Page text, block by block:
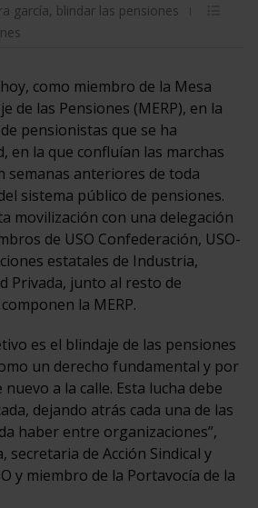
garcía, blindar las pensiones
como miembro de la Mesa
de las Pensiones (MERP), en la
pensionistas que se ha
en la que confluían las marchas
semanas anteriores de toda
sistema público de pensiones.
movilización con una delegación
de USO Confederación, USO-
estatales de Industria,
Privada, junto al resto de
la MERP.
es el blindaje de las pensiones
un derecho fundamental y por
a la calle. Esta lucha debe
dejando atrás cada una de las
haber entre organizaciones”,
secretaria de Acción Sindical y
y miembro de la Portavocía de la